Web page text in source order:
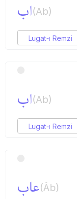
اب(Ab)
Lugat-ı Remzi
اب(Ab)
Lugat-ı Remzi
عاب(Âb)